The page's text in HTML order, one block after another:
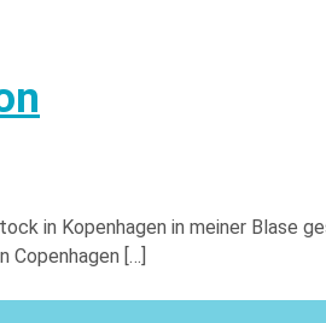
in Kopenhagen in meiner Blase
[…]